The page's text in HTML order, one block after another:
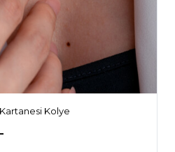
Kartanesi Kolye